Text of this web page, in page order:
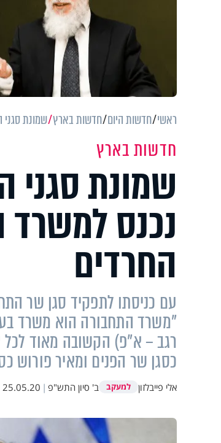
ראשי חדשות היום חדשות בארץ שמונת
חדשות בארץ
שמונת
נכנס למשרד
החרדים
עם כניסתו לתפקיד סגן שר
"משרד התחבורה הוא משרד
רגב – א"פ) הקשובה מאוד לכל
כסגן שר הפנים ומאיר פורוש
אלי פייבלזון למעקב ב' סיון התש"פ |
25.05.20